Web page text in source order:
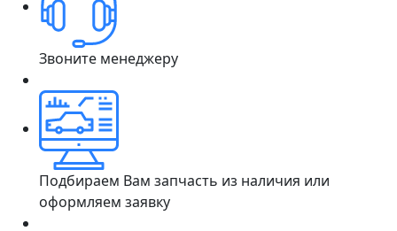
Звоните менеджеру
Подбираем Вам запчасть из наличия или
оформляем заявку